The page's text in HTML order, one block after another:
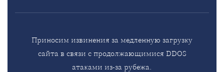
Приносим извинения за медленную загрузку
сайта в связи с продолжающимися DDOS
атаками из-за рубежа.